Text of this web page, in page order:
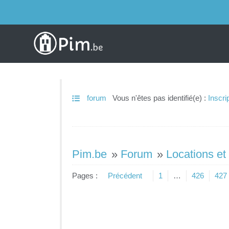
forum Vous n'êtes pas identifié(e) :
Pim.be » Forum » Locations et
Pages : Précédent 1 … 426 427